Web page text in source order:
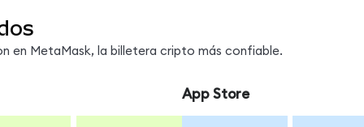
en MetaMask, la billetera cripto más confiable.
App Store